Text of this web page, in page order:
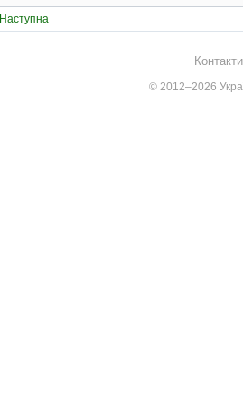
Наступна
© 2012–2026